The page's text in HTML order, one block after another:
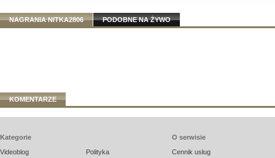
NAGRANIA NITKA2806 PODOBNE NA ŻYWO
KOMENTARZE
Kategorie
Videoblog
Polityka
O serwisie
Cennik usług